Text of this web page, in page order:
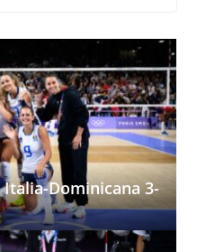
Italia-Dominicana 3-